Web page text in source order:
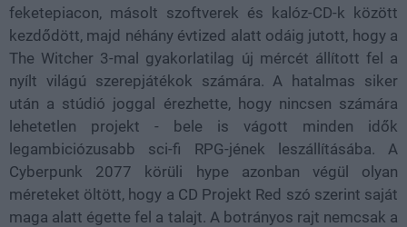
feketepiacon, másolt szoftverek és kalóz-CD-k között
kezdődött, majd néhány évtized alatt odáig jutott, hogy a
The Witcher 3-mal gyakorlatilag új mércét állított fel a
nyílt világú szerepjátékok számára. A hatalmas siker
után a stúdió joggal érezhette, hogy nincsen számára
lehetetlen projekt - bele is vágott minden idők
legambiciózusabb sci-fi RPG-jének leszállításába. A
Cyberpunk 2077 körüli hype azonban végül olyan
méreteket öltött, hogy a CD Projekt Red szó szerint saját
maga alatt égette fel a talajt. A botrányos rajt nemcsak a